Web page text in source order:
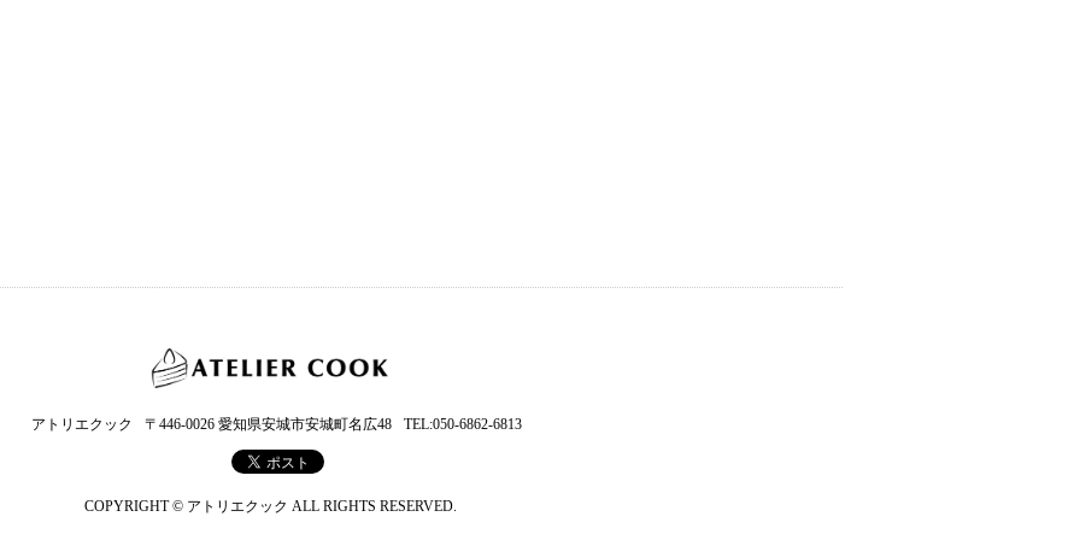
アトリエクック 〒446-0026 愛知県安城市安城町名広48 TEL:050-6862-6813
COPYRIGHT © アトリエクック ALL RIGHTS RESERVED.